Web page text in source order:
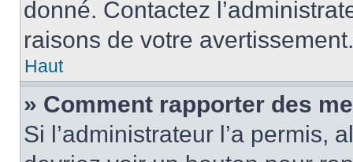
donné. Contactez
raisons de votre avertissement.
Haut
» Comment rapporter des
Si l’administrateur l’a permis,